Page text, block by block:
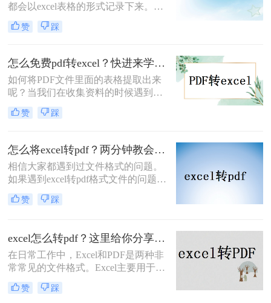
都会以excel表格的形式记录下来。一
些企业由于人数众多，他们的薪水水
平大部分是不同的。为避免工资表被
会把excel转pdf文档保存。那么excel
怎么转pdf文档呢？小编就把excel转换
pdf的操作方法告诉大家。
赞 踩
怎么免费pdf转excel？快进来学习这五种方法！
如何将PDF文件里面的表格提取出来
呢？当我们在收集资料的时候遇到
PDF格式的文档，大家也知道PDF文
档不易编辑，想要提取里面的表格并
呢？我们可以将pdf转excel，这样就可
以很好的将表格提取出来了，那么你
知道怎么免费pdf转excel吗？下面一起
看看吧。
赞 踩
怎么将excel转pdf？两分钟教会你两个方法
相信大家都遇到过文件格式的问题。
如果遇到excel转pdf格式文件的问题，
大家是怎么解决的呢？当您遇到文件
转换问题时，您可以使用专业的excel
就和大家分享一下怎么将excel转pdf的
操作。
赞 踩
excel怎么转pdf？这里给你分享这二种操作方法！
在日常工作中，Excel和PDF是两种非
常常见的文件格式。Excel主要用于数
据管理和分析，而PDF则因其不可编
辑和跨平台的特性，常用于文档分享
赞 踩